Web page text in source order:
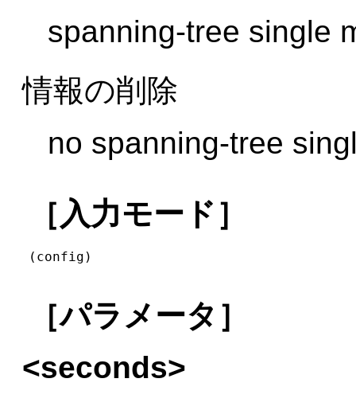
spanning-tree single
情報の削除
no spanning-tree
［入力モード］
(config)
［パラメータ］
<seconds>